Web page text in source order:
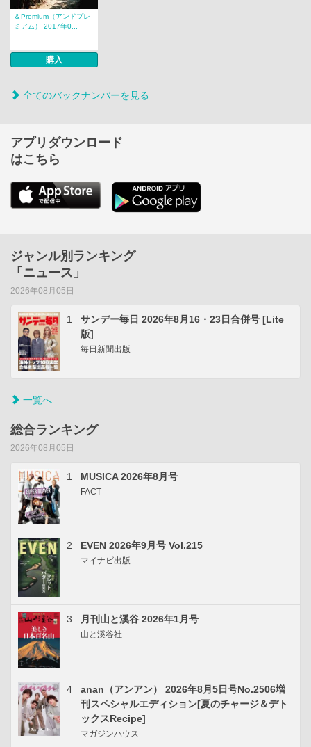
＆Premium（アンドプレ
ミアム） 2017年0...
購入
全てのバックナンバーを見る
アプリダウンロード
はこちら
ジャンル別ランキング
「ニュース」
2026年08月05日
1
サンデー毎日 2026年8月16・23日合併号 [Lite
版]
毎日新聞出版
一覧へ
総合ランキング
2026年08月05日
1 MUSICA 2026年8月号
FACT
2 EVEN 2026年9月号 Vol.215
マイナビ出版
3 月刊山と溪谷 2026年1月号
山と溪谷社
4
anan（アンアン） 2026年8月5日号No.2506増
刊スペシャルエディション[夏のチャージ＆デト
ックスRecipe]
マガジンハウス